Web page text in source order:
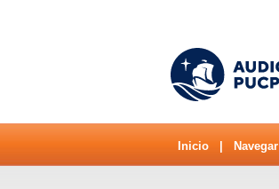
Inicio Navegar